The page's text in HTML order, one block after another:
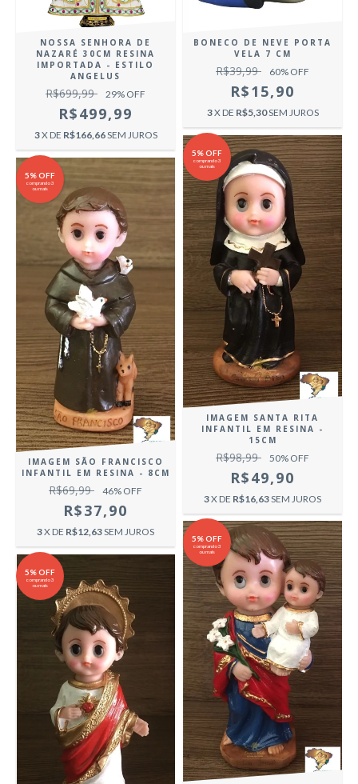
NOSSA SENHORA DE
NAZARÉ 30CM RESINA
IMPORTADA - ESTILO
ANGELUS
R$699,99 29% OFF
R$499,99
3X DE R$166,66SEM JUROS
BONECO DE NEVE PORTA
VELA 7 CM
R$39,99 60% OFF
R$15,90
3X DE R$5,30SEM JUROS
5% OFF
comprando 3
ou mais
IMAGEM SÃO FRANCISCO
INFANTIL EM RESINA - 8CM
R$69,99 46% OFF
R$37,90
3X DE R$12,63SEM JUROS
5% OFF
comprando 3
ou mais
IMAGEM SANTA RITA
INFANTIL EM RESINA -
15CM
R$98,99 50% OFF
R$49,90
3X DE R$16,63SEM JUROS
5% OFF
comprando 3
ou mais
5% OFF
comprando 3
ou mais